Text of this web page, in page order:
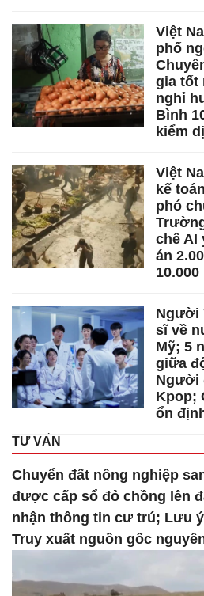
Việt
phố
gia tốt
nghỉ
Bình
kiểm
Việt
kế
phó
chế AI
án
Người
sĩ về
Mỹ; 5
giữa
Người
Kpop;
ổn
TƯ VẤN
Chuyển đất nông nghiệp
được cấp sổ đỏ chồng lên
nhận thông tin cư trú; Lưu
Truy xuất nguồn gốc